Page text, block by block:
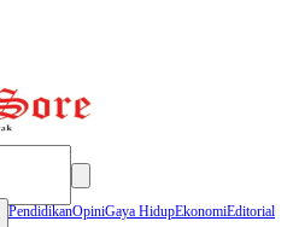
PendidikanOpiniGaya HidupEkonomiEditorial